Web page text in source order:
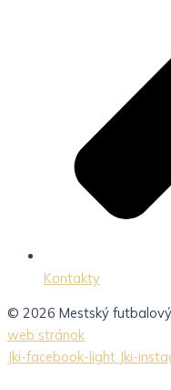
Kontakty
© 2026 Mestský futbalový
web stránok
Jki-facebook-light Jki-